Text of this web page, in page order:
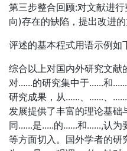
第三步整合回顾:对文献进
向)存在的缺陷，提出改进的
评述的基本程式用语示例如
综合以上对国内外研究文献
对......的研究集中于......和
研究成果，从......、......、
发展提供了丰富的理论基
同......是.....的......和......,认
等方面切入。国外学者的研